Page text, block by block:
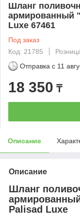
Шланг
армированный
Luxe 67461
Под заказ
Код: 21785
Отправка с 11
18 350 ₸
Описание
Описание
Шланг
Palisad Luxe